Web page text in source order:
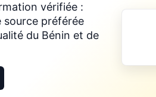
vérifiée :
source préférée
du Bénin et de